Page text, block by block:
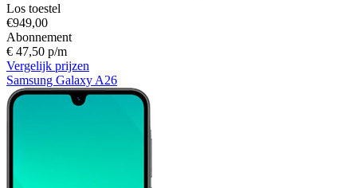
Los toestel
€949,00
Abonnement
€ 47,50 p/m
Vergelijk prijzen
Samsung Galaxy A26